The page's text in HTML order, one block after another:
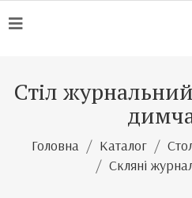
Стіл
Головна Каталог
Скляні